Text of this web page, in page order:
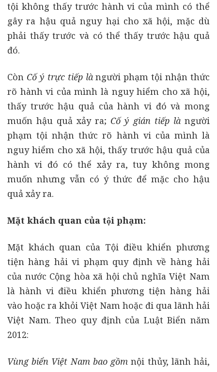
tội không thấy trước hành vi của mình có thể
gây ra hậu quả nguy hại cho xã hội, mặc dù
phải thấy trước và có thể thấy trước hậu quả
đó.
Còn Cố ý trực tiếp làngười phạm tội nhận thức
rõ hành vi của mình là nguy hiểm cho xã hội,
thấy trước hậu quả của hành vi đó và mong
muốn hậu quả xảy ra; Cố ý gián tiếp là người
phạm tội nhận thức rõ hành vi của mình là
nguy hiểm cho xã hội, thấy trước hậu quả của
hành vi đó có thể xảy ra, tuy không mong
muốn nhưng vẫn có ý thức để mặc cho hậu
quả xảy ra.
Mặt khách quan của tội phạm:
Mặt khách quan của Tội điều khiển phương
tiện hàng hải vi phạm quy định về hàng hải
của nước Cộng hòa xã hội chủ nghĩa Việt Nam
là hành vi điều khiển phương tiện hàng hải
vào hoặc ra khỏi Việt Nam hoặc đi qua lãnh hải
Việt Nam. Theo quy định của Luật Biển năm
2012:
Vùng biển Việt Nam bao gồm nội thủy, lãnh hải,